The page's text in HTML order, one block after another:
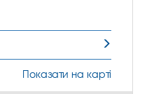
Показати на карті